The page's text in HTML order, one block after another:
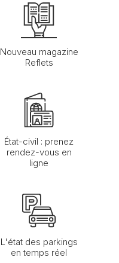
Nouveau magazine
Reflets
État-civil : prenez
rendez-vous en
ligne
L'état des parkings
en temps réel